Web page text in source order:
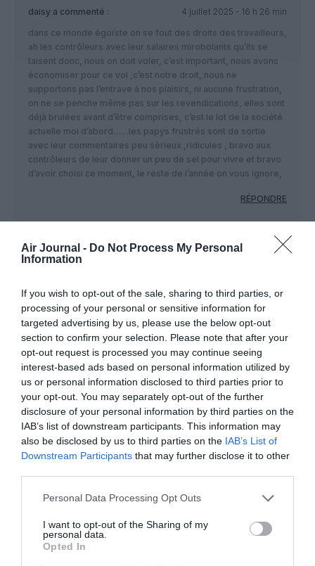
Air Journal - Do Not Process My Personal
Information
If you wish to opt-out of the sale, sharing to third parties, or
processing of your personal or sensitive information for
targeted advertising by us, please use the below opt-out
section to confirm your selection. Please note that after your
opt-out request is processed you may continue seeing
interest-based ads based on personal information utilized by
us or personal information disclosed to third parties prior to
your opt-out. You may separately opt-out of the further
disclosure of your personal information by third parties on the
IAB’s list of downstream participants. This information may
also be disclosed by us to third parties on the IAB’s List of
Downstream Participants that may further disclose it to other
Personal Data Processing Opt Outs
I want to opt-out of the Sharing of my
personal data.
Opted In
daisy a commenté :
4 juillet 2025 - 16 h 26 min
dans ce monde égoïste on se fout des droits des travailleurs,
ah les contrôleurs avec leur salaires mirobolants qu’ils se
taisent donc, nous on doit voler, c’est important, nous avons
économiser pour ce vol ,c’est notre droit, nous ne
supportons pas l’entrave à nos plaisirs, ni aucune frustration,
on ne se penche même pas sur les revendications, elles sont
déjà brulées avant d’être comprises, c’est le lot de la société
actuelle moi d’abord……les papys frustrés sont de sortie
avec leur commentaires peu sérieux ,ridicules , bravo aux
contrôleurs de leur donner un peu de sel pour vivre et bravo
d’avoir choisi ce moment, le reste de l’année on vous ignore,
RÉPONDRE
Jean-pierrea commenté :
5 juillet 2025 - 11 h 59 min
interdire les greves dans les transports
Quon ne me parle pas de droit d’atteinte a la liberté
RÉPONDRE
Couragea commenté :
6 juillet 2025 - 10 h 23 min
Bon courage aux contrôleurs pour leur mouvement de grève.
Ne lâchez rien face aux égoïstes d’ici et ailleurs qui ne
connaissent même pas l’importance de votre métier dans
l’aéronautique ! Sans un contrôle aérien solide et
RÉPONDRE
noma commenté :